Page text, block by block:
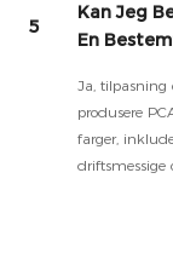
5
Kan Jeg
En
Ja, tilpasning
produsere
farger,
driftsmessige